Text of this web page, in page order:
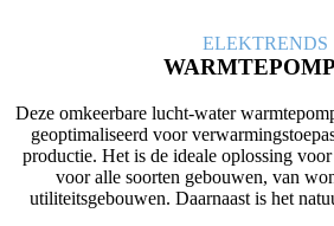
ELEKTRENDS
Deze omkeerbare lucht-water
geoptimaliseerd voor
productie. Het is de ideale oplossing
voor alle soorten gebouwen, van
utiliteitsgebouwen. Daarnaast is het